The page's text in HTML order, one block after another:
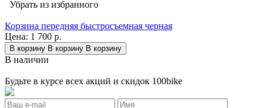
Убрать из избранного
Корзина передняя быстросъемная черная
Цена: 1 700 р.
В корзину В корзину В корзину
В наличии
Будьте в курсе всех акций и скидок 100bike